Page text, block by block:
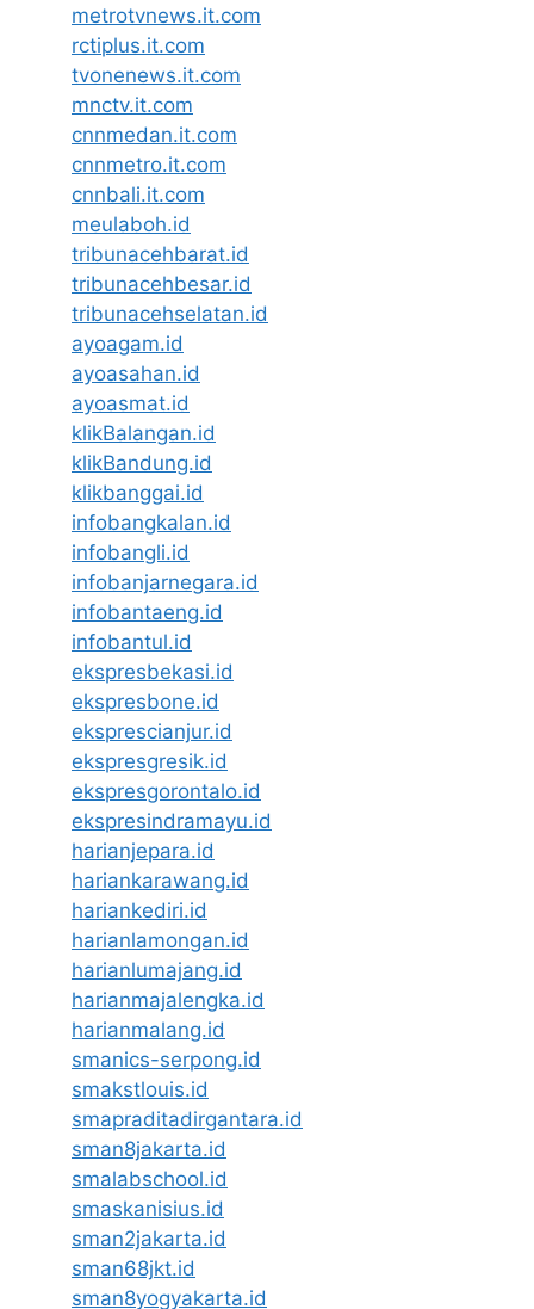
metrotvnews.it.com
rctiplus.it.com
tvonenews.it.com
mnctv.it.com
cnnmedan.it.com
cnnmetro.it.com
cnnbali.it.com
meulaboh.id
tribunacehbarat.id
tribunacehbesar.id
tribunacehselatan.id
ayoagam.id
ayoasahan.id
ayoasmat.id
klikBalangan.id
klikBandung.id
klikbanggai.id
infobangkalan.id
infobangli.id
infobanjarnegara.id
infobantaeng.id
infobantul.id
ekspresbekasi.id
ekspresbone.id
eksprescianjur.id
ekspresgresik.id
ekspresgorontalo.id
ekspresindramayu.id
harianjepara.id
hariankarawang.id
hariankediri.id
harianlamongan.id
harianlumajang.id
harianmajalengka.id
harianmalang.id
smanics-serpong.id
smakstlouis.id
smapraditadirgantara.id
sman8jakarta.id
smalabschool.id
smaskanisius.id
sman2jakarta.id
sman68jkt.id
sman8yogyakarta.id